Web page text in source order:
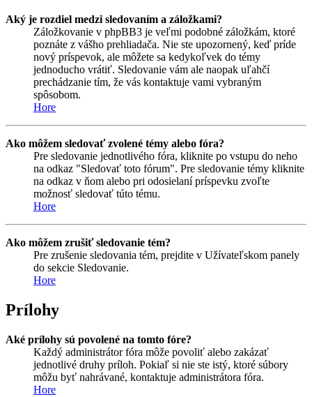
Aký je rozdiel medzi sledovaním a záložkami?
Záložkovanie v phpBB3 je veľmi podobné záložkám, ktoré
poznáte z vášho prehliadača. Nie ste upozornený, keď príde
nový príspevok, ale môžete sa kedykoľvek do témy
jednoducho vrátiť. Sledovanie vám ale naopak uľahčí
prechádzanie tím, že vás kontaktuje vami vybraným
spôsobom.
Hore
Ako môžem sledovať zvolené témy alebo fóra?
Pre sledovanie jednotlivého fóra, kliknite po vstupu do neho
na odkaz "Sledovať toto fórum". Pre sledovanie témy kliknite
na odkaz v ňom alebo pri odosielaní príspevku zvoľte
možnosť sledovať túto tému.
Hore
Ako môžem zrušiť sledovanie tém?
Pre zrušenie sledovania tém, prejdite v Užívateľskom panely
do sekcie Sledovanie.
Hore
Prílohy
Aké prílohy sú povolené na tomto fóre?
Každý administrátor fóra môže povoliť alebo zakázať
jednotlivé druhy príloh. Pokiaľ si nie ste istý, ktoré súbory
môžu byť nahrávané, kontaktuje administrátora fóra.
Hore